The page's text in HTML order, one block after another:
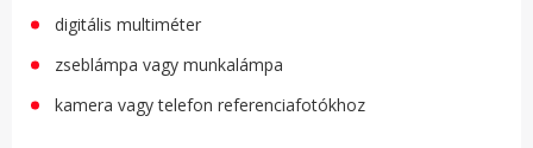
digitális multiméter
zseblámpa vagy munkalámpa
kamera vagy telefon referenciafotókhoz